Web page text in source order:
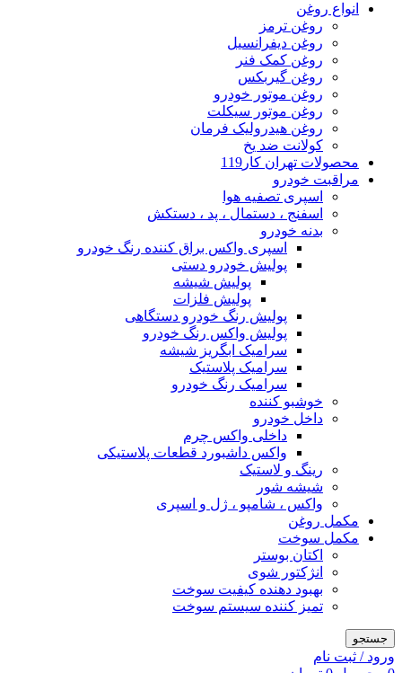
انواع روغن
روغن ترمز
روغن دیفرانسیل
روغن کمک فنر
روغن گیربکس
روغن موتور خودرو
روغن موتور سیکلت
روغن هیدرولیک فرمان
کولانت ضد یخ
محصولات تهران کار119
مراقبت خودرو
اسپری تصفیه هوا
اسفنج ، دستمال ، پد ، دستکش
بدنه خودرو
اسپری واکس براق کننده رنگ خودرو
پولیش خودرو دستی
پولیش شیشه
پولیش فلزات
پولیش رنگ خودرو دستگاهی
پولیش واکس رنگ خودرو
سرامیک ابگریز شیشه
سرامیک پلاستیک
سرامیک رنگ خودرو
خوشبو کننده
داخل خودرو
داخلی واکس چرم
واکس داشبورد قطعات پلاستیکی
رینگ و لاستیک
شیشه شور
واکس ، شامپو ، ژل و اسپری
مکمل روغن
مکمل سوخت
اکتان بوستر
انژکتور شوی
بهبود دهنده کیفیت سوخت
تمیز کننده سیستم سوخت
جستجو
ورود / ثبت نام